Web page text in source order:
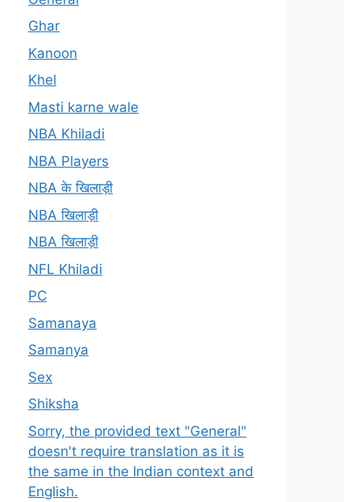
Ghar
Kanoon
Khel
Masti karne wale
NBA Khiladi
NBA Players
NBA के खिलाड़ी
NBA खिलाड़ी
NBA खिलाड़ी
NFL Khiladi
PC
Samanaya
Samanya
Sex
Shiksha
Sorry, the provided text "General"
doesn't require translation as it is
the same in the Indian context and
English.